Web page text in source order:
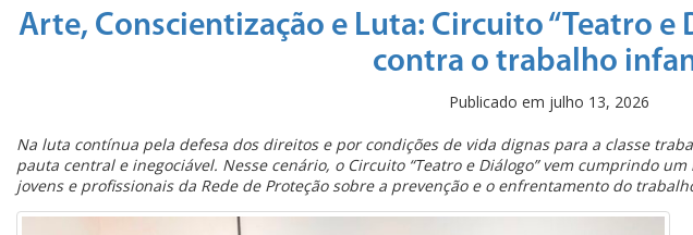
Arte, Conscientização e Luta: Circuito “Teatro
contra o trabalho
Publicado em julho 13, 2026
Na luta contínua pela defesa dos direitos e por condições de vida dignas para a classe
pauta central e inegociável. Nesse cenário, o Circuito “Teatro e Diálogo” vem cumprindo
jovens e profissionais da Rede de Proteção sobre a prevenção e o enfrentamento do